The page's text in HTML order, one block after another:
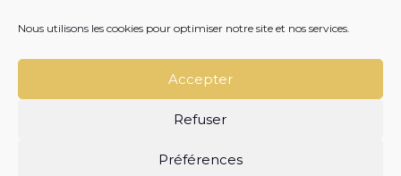
Nous utilisons les cookies pour optimiser notre site et nos services.
Accepter
Refuser
Préférences
Principale
NOS OUTILS DIGITAUX
NOTRE ACTUALITÉ
NOUS REJOINDRE
NOUS CONTACTER
MENTIONS LÉGALES